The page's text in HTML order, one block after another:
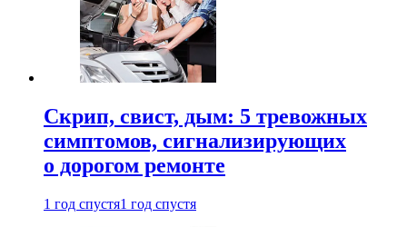
Скрип, свист, дым: 5 тревожных
симптомов, сигнализирующих
о дорогом ремонте
1 год спустя1 год спустя